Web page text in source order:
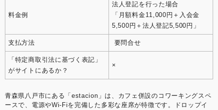
料金例
法人登記を行った場合
「月額料金11,000円＋入会金
5,500円＋法人登記5,500円」
支払方法 要問合せ
「特定商取引法に基づく表記」
がサイトにあるか？
×
青森県八戸市にある「estacion」は、カフェ併設のコワーキングスペ
ースで、電源やWi‑Fiを完備した多彩な座席が特徴です。ドロップイ